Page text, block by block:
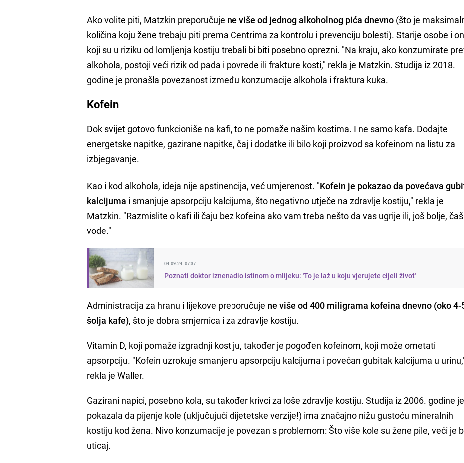
Ako volite piti, Matzkin preporučuje ne više od jednog alkoholnog pića dnevno (što je
količina koju žene trebaju piti prema Centrima za kontrolu i prevenciju bolesti). Starije osobe i
koji su u riziku od lomljenja kostiju trebali bi biti posebno oprezni. "Na kraju, ako konzumirate
alkohola, postoji veći rizik od pada i povrede ili frakture kosti," rekla je Matzkin. Studija iz 2018.
godine je pronašla povezanost između konzumacije alkohola i fraktura kuka.
Kofein
Dok svijet gotovo funkcioniše na kafi, to ne pomaže našim kostima. I ne samo kafa. Dodajte
energetske napitke, gazirane napitke, čaj i dodatke ili bilo koji proizvod sa kofeinom na listu za
izbjegavanje.
Kao i kod alkohola, ideja nije apstinencija, već umjerenost. "Kofein je pokazao da povećava
kalcijuma i smanjuje apsorpciju kalcijuma, što negativno utječe na zdravlje kostiju," rekla je
Matzkin. "Razmislite o kafi ili čaju bez kofeina ako vam treba nešto da vas ugrije ili, još bolje,
vode."
04.09.24. 07:37
Poznati doktor iznenadio istinom o mlijeku: 'To je laž u koju vjerujete cijeli život'
Administracija za hranu i lijekove preporučuje ne više od 400 miligrama kofeina dnevno (oko 4-
šolja kafe), što je dobra smjernica i za zdravlje kostiju.
Vitamin D, koji pomaže izgradnji kostiju, također je pogođen kofeinom, koji može ometati
apsorpciju. "Kofein uzrokuje smanjenu apsorpciju kalcijuma i povećan gubitak kalcijuma u
rekla je Waller.
Gazirani napici, posebno kola, su također krivci za loše zdravlje kostiju. Studija iz 2006. godine je
pokazala da pijenje kole (uključujući dijetetske verzije!) ima značajno nižu gustoću mineralnih
kostiju kod žena. Nivo konzumacije je povezan s problemom: Što više kole su žene pile, veći je
uticaj.